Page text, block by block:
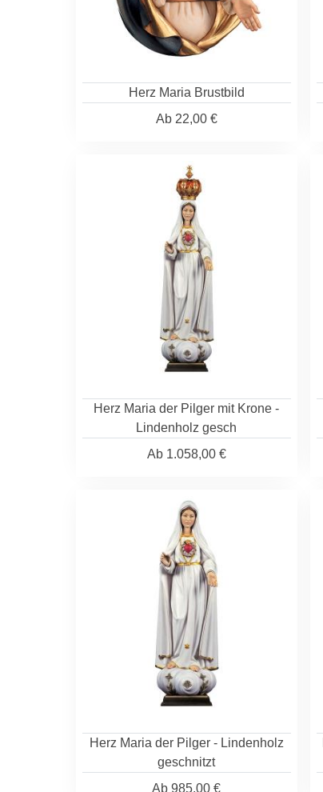
Herz Maria Brustbild
Ab22,00 €
Herz Maria der Pilger mit Krone -
Lindenholz gesch
Ab1.058,00 €
Herz Maria der Pilger - Lindenholz
geschnitzt
Ab 985,00 €